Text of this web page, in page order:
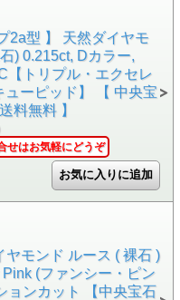
2a型 】 天然ダイヤモ
) 0.215ct, Dカラー,
【トリプル・エクセレ
ューピッド】 【 中央宝
料無料 】
せはお気軽にどうぞ
ヤモンド ルース ( 裸石 )
(ファンシー・ピン
ョンカット 【中央宝石